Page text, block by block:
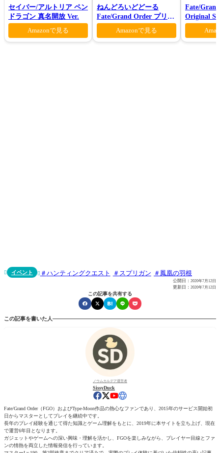
セイバー/アルトリア ペン
ドラゴン 真名開放 Ver.
Amazonで見る
ねんどろいどどーる
Fate/Grand Order プリテ
ンダー/オベロン 爽やかサ
マー・プリンスVer.
Amazonで見る
Fate/
Original
 イベント  ハンティングクエスト スプリガン 鳳凰の羽根
公開日： 2020年7月12日
更新日： 2020年7月12日
この記事を共有する
この記事を書いた人
ノウムカルデア運営者
SissyDuck
Fate/Grand Order（FGO）およびType-Moon作品の熱心なファンであり、2015年のサービス開始初
日からマスターとしてプレイを継続中です。
長年のプレイ経験を通じて得た知識とゲーム理解をもとに、2019年に本サイトを立ち上げ、現在
で運営6年目となります。
ガジェットやゲームへの深い興味・理解を活かし、FGOを楽しみながら、プレイヤー目線とファ
ンの情熱を両立した情報発信を行っています。